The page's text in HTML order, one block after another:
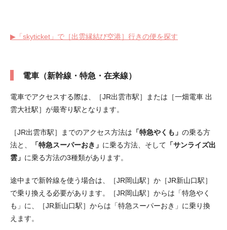
▶︎「skyticket」で［出雲縁結び空港］行きの便を探す
電車（新幹線・特急・在来線）
電車でアクセスする際は、［JR出雲市駅］または［一畑電車 出
雲大社駅］が最寄り駅となります。
［JR出雲市駅］までのアクセス方法は 「特急やくも」 の乗る方
法と、
「特急スーパーおき」 に乗る方法、そして 「サンライズ出
雲」 に乗る方法の3種類があります。
途中まで新幹線を使う場合は、［JR岡山駅］か［JR新山口駅］
で乗り換える必要があります。［JR岡山駅］からは「特急やく
も」に、［JR新山口駅］からは「特急スーパーおき」に乗り換
えます。